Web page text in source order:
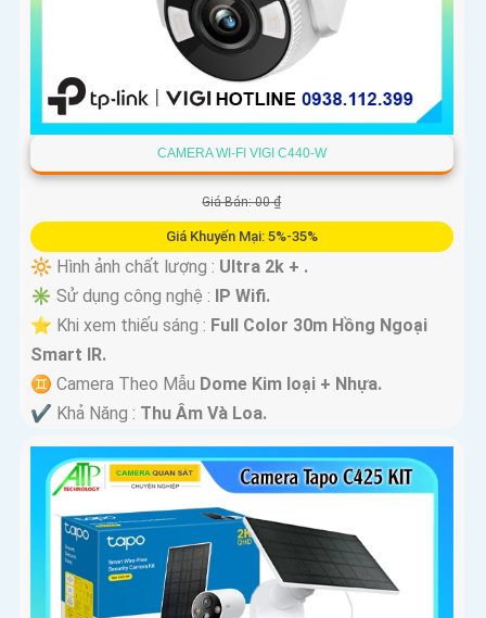
CAMERA WI-FI VIGI C440-W
Giá Bán: 00 ₫
Giá Khuyến Mại: 5%-35%
🔆 Hình ảnh chất lượng : Ultra 2k + .
✳️ Sử dụng công nghệ : IP Wifi.
⭐ Khi xem thiếu sáng : Full Color 30m Hồng Ngoại
Smart IR.
♊ Camera Theo Mẫu Dome Kim loại + Nhựa.
️✔️ Khả Năng : Thu Âm Và Loa.